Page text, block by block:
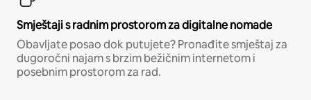
Smještaji s radnim prostorom za digitalne nomade
Obavljate posao dok putujete? Pronađite smještaj za
dugoročni najam s brzim bežičnim internetom i
posebnim prostorom za rad.